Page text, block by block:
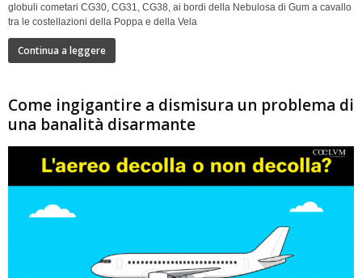
globuli cometari CG30, CG31, CG38, ai bordi della Nebulosa di Gum a cavallo
tra le costellazioni della Poppa e della Vela
Continua a leggere
Come ingigantire a dismisura un problema di
una banalità disarmante